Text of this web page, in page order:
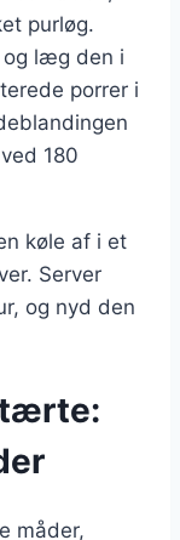
purløg.
og læg den i
porrer i
180
køle af i et
Server
og nyd den
måder,